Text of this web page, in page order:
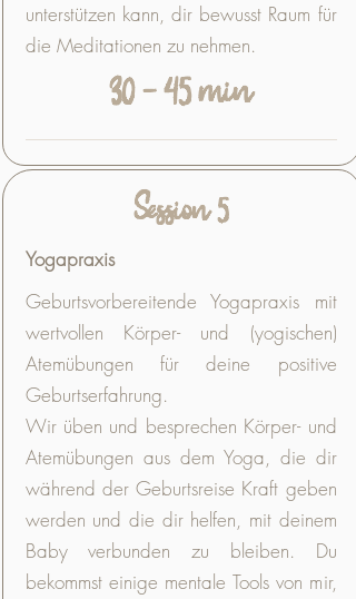
unterstützen kann, dir bewusst Raum für
die Meditationen zu nehmen.
30 - 45 min
Session 5
Yogapraxis
Geburtsvorbereitende Yogapraxis mit
wertvollen Körper- und (yogischen)
Atemübungen für deine positive
Geburtserfahrung.
Wir üben und besprechen Körper- und
Atemübungen aus dem Yoga, die dir
während der Geburtsreise Kraft geben
werden und die dir helfen, mit deinem
Baby verbunden zu bleiben. Du
bekommst einige mentale Tools von mir,